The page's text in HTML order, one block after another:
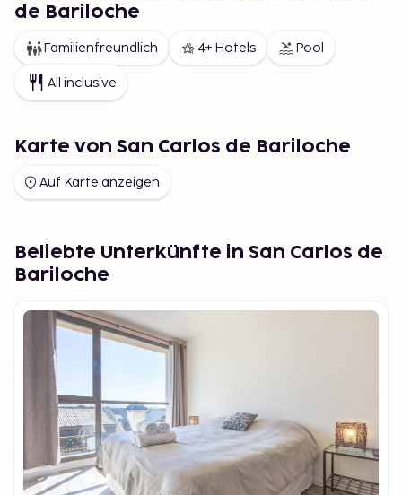
de Bariloche
Familienfreundlich 4+ Hotels Pool
All inclusive
Karte von San Carlos de Bariloche
Auf Karte anzeigen
Beliebte Unterkünfte in San Carlos de
Bariloche